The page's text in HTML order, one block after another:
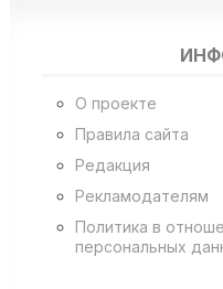
О проекте
Правила сайта
Редакция
Рекламодателям
Политика в
персональных